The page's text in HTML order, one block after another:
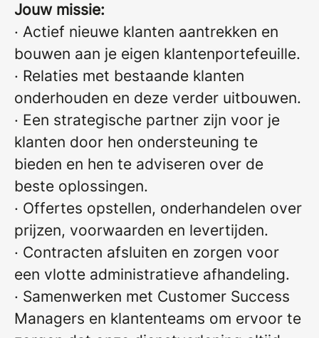
Jouw missie:
· Actief nieuwe klanten aantrekken en
bouwen aan je eigen klantenportefeuille.
· Relaties met bestaande klanten
onderhouden en deze verder uitbouwen.
· Een strategische partner zijn voor je
klanten door hen ondersteuning te
bieden en hen te adviseren over de
beste oplossingen.
· Offertes opstellen, onderhandelen over
prijzen, voorwaarden en levertijden.
· Contracten afsluiten en zorgen voor
een vlotte administratieve afhandeling.
· Samenwerken met Customer Success
Managers en klantenteams om ervoor te